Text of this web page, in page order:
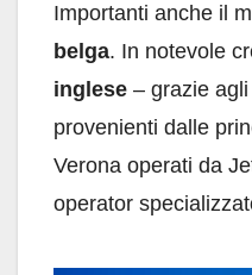
Importanti anche il
belga. In notevole
inglese – grazie
provenienti dalle
Verona operati da
operator